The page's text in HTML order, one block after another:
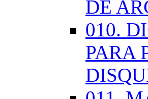
DE
010.
PARA